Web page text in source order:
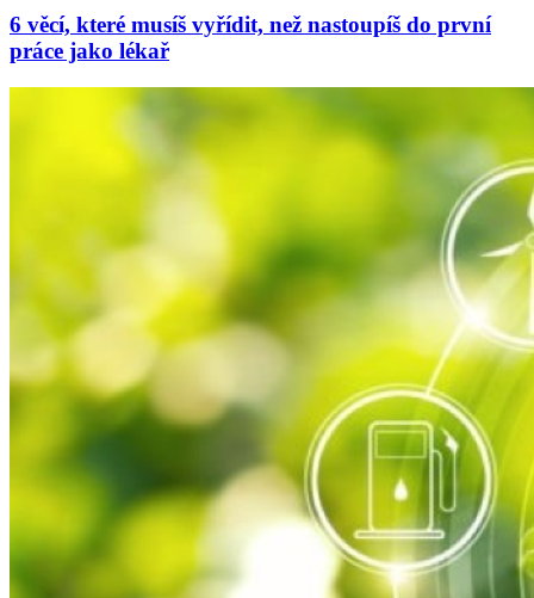
6 věcí, které musíš vyřídit, než nastoupíš do první
práce jako lékař